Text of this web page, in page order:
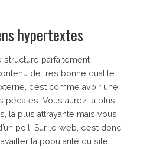
hypertextes
structure parfaitement
de très bonne qualité
c’est comme avoir une
pédales. Vous aurez la plus
la plus attrayante mais vous
poil. Sur le web, c’est donc
la popularité du site